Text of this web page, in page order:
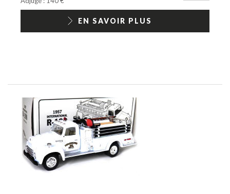
EN SAVOIR PLUS